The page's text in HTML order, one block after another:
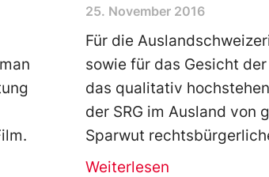
25. November 2016
Für die
sowie für das Gesicht
das qualitativ
der SRG im Ausland von
Sparwut
Weiterlesen